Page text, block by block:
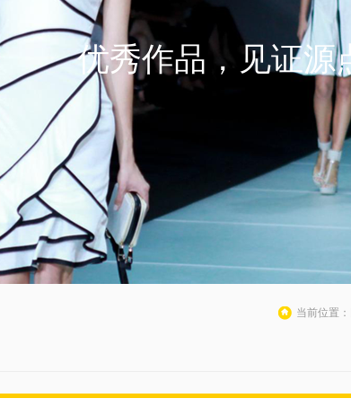
优秀作品，见证源
当前位置